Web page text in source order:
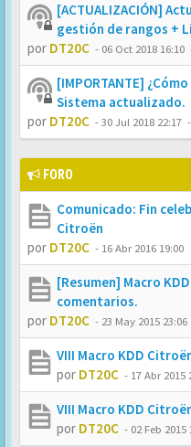
[ACTUALIZACIÓN]
gestión de rangos +
por DT20C - 06 Oct 2018 16:10
[IMPORTANTE]
Sistema actualizado.
por DT20C -30 Jul 2018 22:17
FORO
Comunicado: Fin
Citroën
por DT20C - 16 Abr 2016 19:00
[Resumen] Macro
comentarios.
por DT20C - 23 May 2015 23:06
VIII Macro KDD
por DT20C - 17 Abr 2015
VIII Macro KDD
por DT20C - 02 Feb 2015